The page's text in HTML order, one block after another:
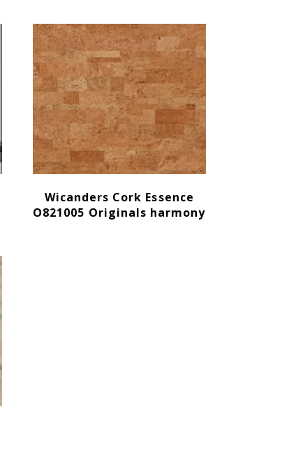
Wicanders Cork Essence
O821005 Originals harmony